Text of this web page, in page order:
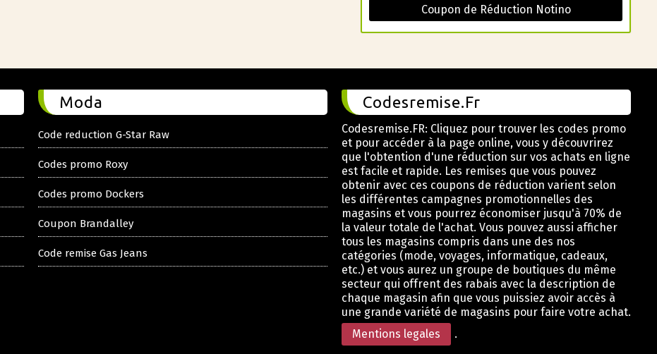
Coupon de Réduction Notino
Moda
Code reduction G-Star Raw
Codes promo Roxy
Codes promo Dockers
Coupon Brandalley
Code remise Gas Jeans
Codesremise.Fr
Codesremise.FR: Cliquez pour trouver les codes promo
et pour accéder à la page online, vous y découvrirez
que l'obtention d'une réduction sur vos achats en ligne
est facile et rapide. Les remises que vous pouvez
obtenir avec ces coupons de réduction varient selon
les différentes campagnes promotionnelles des
magasins et vous pourrez économiser jusqu'à 70% de
la valeur totale de l'achat. Vous pouvez aussi afficher
tous les magasins compris dans une des nos
catégories (mode, voyages, informatique, cadeaux,
etc.) et vous aurez un groupe de boutiques du même
secteur qui offrent des rabais avec la description de
chaque magasin afin que vous puissiez avoir accès à
une grande variété de magasins pour faire votre achat.
Mentions legales
.